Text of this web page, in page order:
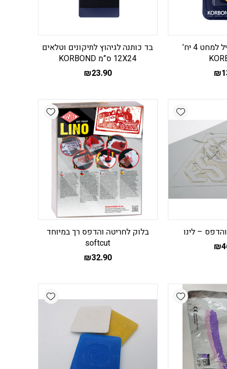
אצבעון ומשחיל למחט 4 יח’
₪
בד כותנה לגיהוץ לתיקונים וטלאים
12X24 ס”מ KORBOND
₪23.90
Add wishlist
– לינו
₪
Add wishlist
בלוק לחריטה והדפס רך במיוחד
softcut
₪32.90
Add wishlist
Add wishlist